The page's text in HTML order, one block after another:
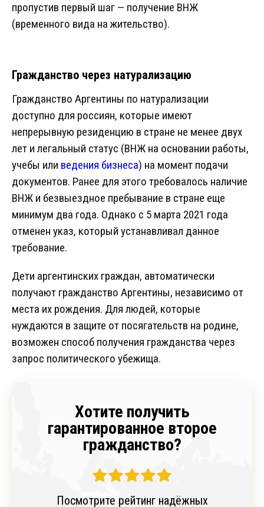
пропустив первый шаг — получение ВНЖ
(временного вида на жительство).
Гражданство через натурализацию
Гражданство Аргентины по натурализации
доступно для россиян, которые имеют
непрерывную резиденцию в стране не менее двух
лет и легальный статус (ВНЖ на основании работы,
учебы или ведения бизнеса) на момент подачи
документов. Ранее для этого требовалось наличие
ВНЖ и безвыездное пребывание в стране еще
минимум два года. Однако с 5 марта 2021 года
отменен указ, который устанавливал данное
требование.
Дети аргентинских граждан, автоматически
получают гражданство Аргентины, независимо от
места их рождения. Для людей, которые
нуждаются в защите от посягательств на родине,
возможен способ получения гражданства через
запрос политического убежища.
Хотите получить
гарантированное второе
гражданство?
Посмотрите рейтинг надёжных